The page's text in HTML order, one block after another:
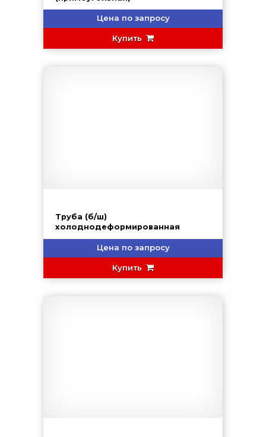
Цена по запросу
Купить
Труба (б/ш)
холоднодеформированная
Цена по запросу
Купить